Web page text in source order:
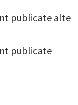
publicate alte
publicate